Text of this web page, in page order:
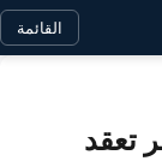
القائمة
تعقد